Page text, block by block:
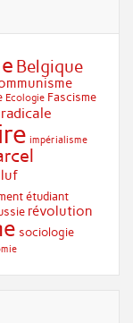
Belgique
Ecologie Fascisme
impérialisme
étudiant
révolution
sociologie